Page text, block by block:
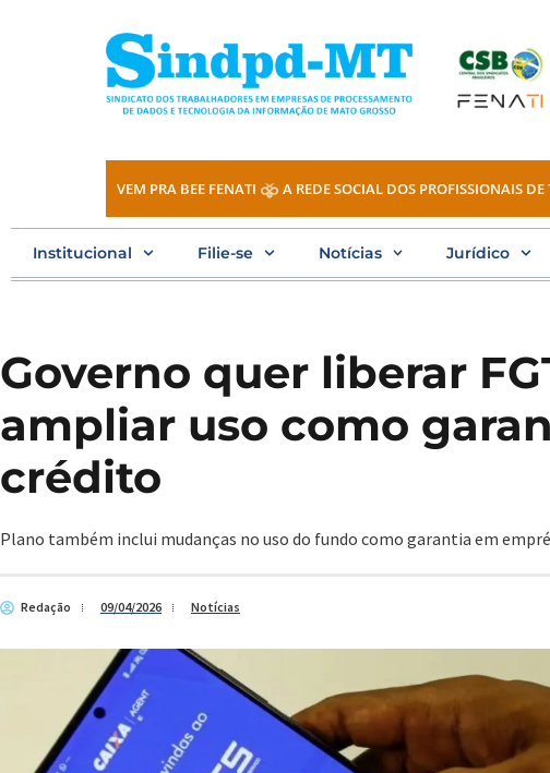
VEM PRA BEE FENATI A REDE SOCIAL DOS PROFISSIONAIS DE
Institucional Filie-se Notícias Jurídico
Governo quer liberar
ampliar uso como
crédito
Plano também inclui mudanças no uso do fundo como garantia em
Redação 09/04/2026 Notícias